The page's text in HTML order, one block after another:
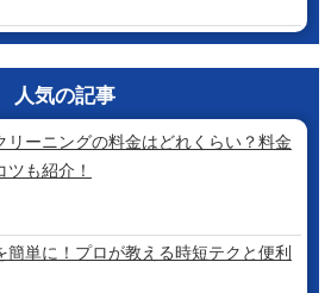
人気の記事
リーニングの料金はどれくらい？料金
ツも紹介！
簡単に！プロが教える時短テクと便利